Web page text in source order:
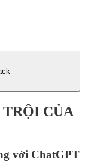
CỦA
với ChatGPT